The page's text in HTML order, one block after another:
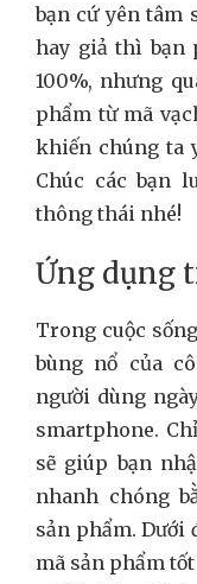
bạn cứ yên tâm
hay giả thì bạn
100%, nhưng
phẩm từ mã
khiến chúng ta
Chúc các bạn
thông thái nhé!
Ứng dụng
Trong cuộc
bùng nổ của
người dùng
smartphone.
sẽ giúp bạn
nhanh chóng
sản phẩm. Dưới
mã sản phẩm